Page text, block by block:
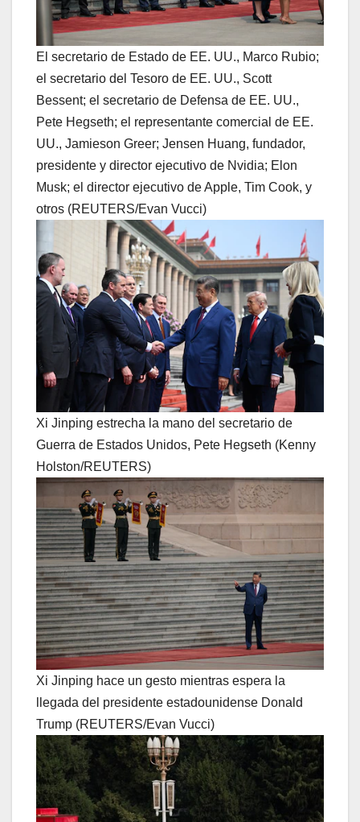
El secretario de Estado de EE. UU., Marco Rubio;
el secretario del Tesoro de EE. UU., Scott
Bessent; el secretario de Defensa de EE. UU.,
Pete Hegseth; el representante comercial de EE.
UU., Jamieson Greer; Jensen Huang, fundador,
presidente y director ejecutivo de Nvidia; Elon
Musk; el director ejecutivo de Apple, Tim Cook, y
otros (REUTERS/Evan Vucci)
Xi Jinping estrecha la mano del secretario de
Guerra de Estados Unidos, Pete Hegseth (Kenny
Holston/REUTERS)
Xi Jinping hace un gesto mientras espera la
llegada del presidente estadounidense Donald
Trump (REUTERS/Evan Vucci)